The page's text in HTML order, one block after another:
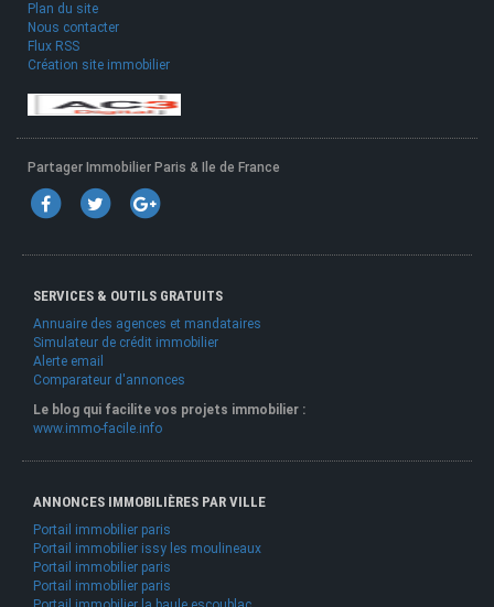
Plan du site
Nous contacter
Flux RSS
Création site immobilier
Partager Immobilier Paris & Ile de France
SERVICES & OUTILS GRATUITS
Annuaire des agences et mandataires
Simulateur de crédit immobilier
Alerte email
Comparateur d'annonces
Le blog qui facilite vos projets immobilier :
www.immo-facile.info
ANNONCES IMMOBILIÈRES PAR VILLE
Portail immobilier paris
Portail immobilier issy les moulineaux
Portail immobilier paris
Portail immobilier paris